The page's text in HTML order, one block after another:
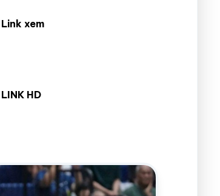
Link xem
LINK HD